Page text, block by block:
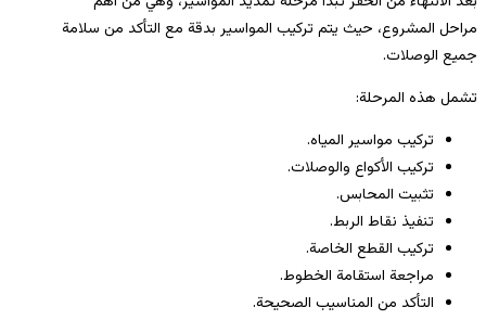
مراحل المشروع، حيث يتم تركيب المواسير بدقة مع التأكد من سلامة
جميع الوصلات.
تشمل هذه المرحلة:
تركيب مواسير المياه.
تركيب الأكواع والوصلات.
تثبيت المحابس.
تنفيذ نقاط الربط.
تركيب القطع الخاصة.
مراجعة استقامة الخطوط.
التأكد من المناسيب الصحيحة.